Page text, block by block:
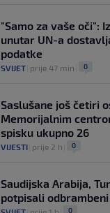
"Samo za vaše oči":
unutar UN-a
podatke
SVIJET prije 47 min 0
Saslušane još četiri
Memorijalnim
spisku ukupno 26
VIJESTI prije 2 h 0
Saudijska Arabija,
potpisali
0